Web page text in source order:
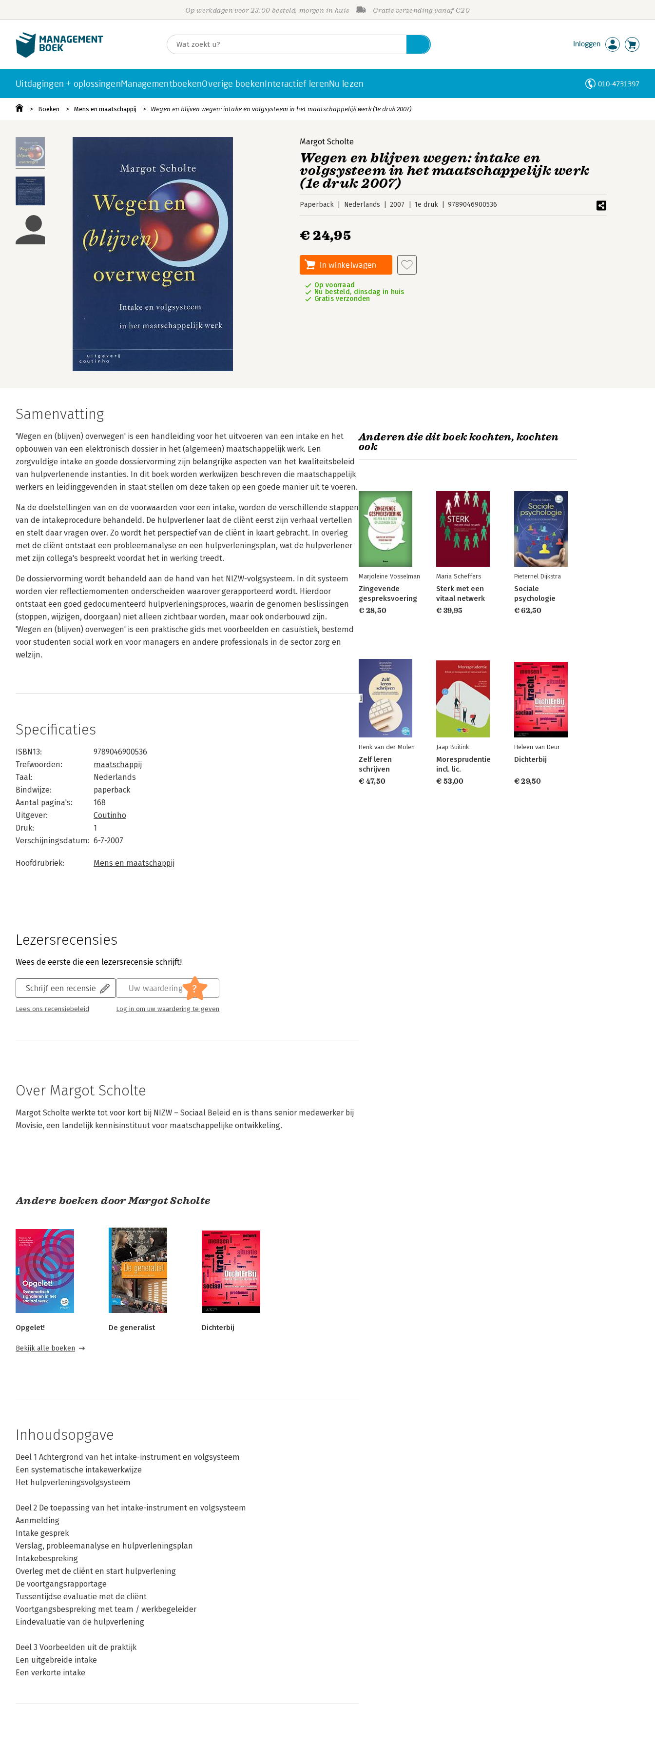
Op werkdagen voor 23:00 besteld, morgen in huis Gratis verzending vanaf €20
Inloggen
Uitdagingen + oplossingenManagementboekenOverige boekenInteractief lerenNu lezen 010-4731397
Boeken Mens en maatschappij Wegen en blijven wegen: intake en volgsysteem in het maatschappelijk werk (1e druk 2007)
Margot Scholte
Wegen en blijven wegen: intake en
volgsysteem in het maatschappelijk werk
(1e druk 2007)
Paperback Nederlands 2007 1e druk 9789046900536
€ 24,95
In winkelwagen
Op voorraad
Nu besteld, dinsdag in huis
Gratis verzonden
Samenvatting
'Wegen en (blijven) overwegen' is een handleiding voor het uitvoeren van een intake en het
opbouwen van een elektronisch dossier in het (algemeen) maatschappelijk werk. Een
zorgvuldige intake en goede dossiervorming zijn belangrijke aspecten van het kwaliteitsbeleid
van hulpverlenende instanties. In dit boek worden werkwijzen beschreven die maatschappelijk
werkers en leidinggevenden in staat stellen om deze taken op een goede manier uit te voeren.
Na de doelstellingen van en de voorwaarden voor een intake, worden de verschillende stappen
van de intakeprocedure behandeld. De hulpverlener laat de cliënt eerst zijn verhaal vertellen
en stelt daar vragen over. Zo wordt het perspectief van de cliënt in kaart gebracht. In overleg
met de cliënt ontstaat een probleemanalyse en een hulpverleningsplan, wat de hulpverlener
met zijn collega's bespreekt voordat het in werking treedt.
De dossiervorming wordt behandeld aan de hand van het NIZW-volgsysteem. In dit systeem
worden vier reflectiemomenten onderscheiden waarover gerapporteerd wordt. Hierdoor
ontstaat een goed gedocumenteerd hulpverleningsproces, waarin de genomen beslissingen
(stoppen, wijzigen, doorgaan) niet alleen zichtbaar worden, maar ook onderbouwd zijn.
'Wegen en (blijven) overwegen' is een praktische gids met voorbeelden en casuïstiek, bestemd
voor studenten social work en voor managers en andere professionals in de sector zorg en
welzijn.
Specificaties
ISBN13:
9789046900536
Trefwoorden:
maatschappij
Taal:
Nederlands
Bindwijze:
paperback
Aantal pagina's:
168
Uitgever:
Coutinho
Druk:
1
Verschijningsdatum: 6-7-2007
Hoofdrubriek: Mens en maatschappij
Lezersrecensies
Wees de eerste die een lezersrecensie schrijft!
Schrijf een recensie
Lees ons recensiebeleid
Uw waardering ?
Log in om uw waardering te geven
Over Margot Scholte
Margot Scholte werkte tot voor kort bij NIZW – Sociaal Beleid en is thans senior medewerker bij
Movisie, een landelijk kennisinstituut voor maatschappelijke ontwikkeling.
Andere boeken door Margot Scholte
Opgelet! De generalist Dichterbij
Bekijk alle boeken
Inhoudsopgave
Deel 1 Achtergrond van het intake-instrument en volgsysteem
Een systematische intakewerkwijze
Het hulpverleningsvolgsysteem
Deel 2 De toepassing van het intake-instrument en volgsysteem
Aanmelding
Intake gesprek
Verslag, probleemanalyse en hulpverleningsplan
Intakebespreking
Overleg met de cliënt en start hulpverlening
De voortgangsrapportage
Tussentijdse evaluatie met de cliënt
Voortgangsbespreking met team / werkbegeleider
Eindevaluatie van de hulpverlening
Deel 3 Voorbeelden uit de praktijk
Een uitgebreide intake
Een verkorte intake
Anderen die dit boek kochten, kochten
ook
Marjoleine Vosselman
Zingevende
gespreksvoering
€ 28,50
Maria Scheffers
Sterk met een
vitaal netwerk
€ 39,95
Pieternel Dijkstra
Sociale
psychologie
€ 62,50
Henk van der Molen
Zelf leren
schrijven
€ 47,50
Jaap Buitink
Moresprudentie
incl. lic.
€ 53,00
Heleen van Deur
Dichterbij
€ 29,50
Personen